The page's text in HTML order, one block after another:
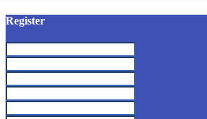
Register